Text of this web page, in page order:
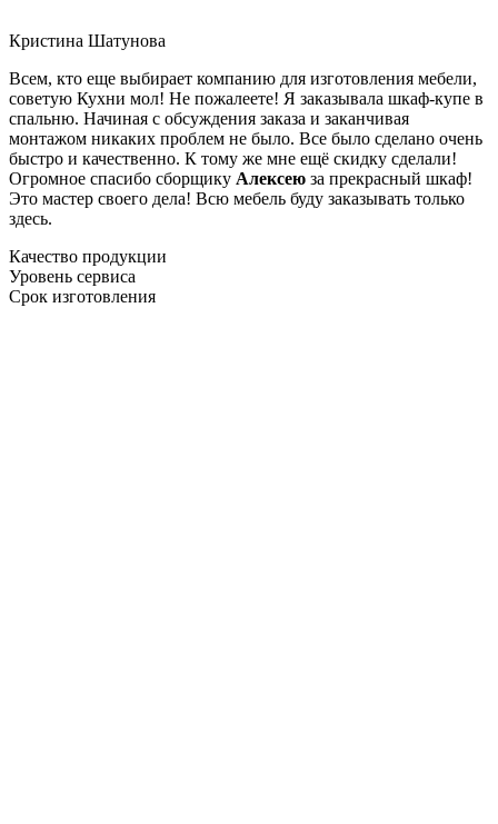
Кристина Шатунова
Всем, кто еще выбирает компанию для изготовления мебели,
советую Кухни мол! Не пожалеете! Я заказывала шкаф-купе в
спальню. Начиная с обсуждения заказа и заканчивая
монтажом никаких проблем не было. Все было сделано очень
быстро и качественно. К тому же мне ещё скидку сделали!
Огромное спасибо сборщику Алексею за прекрасный шкаф!
Это мастер своего дела! Всю мебель буду заказывать только
здесь.
Качество продукции
Уровень сервиса
Срок изготовления